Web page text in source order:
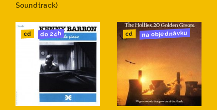
Soundtrack)
cd do 24h cd na objednávku